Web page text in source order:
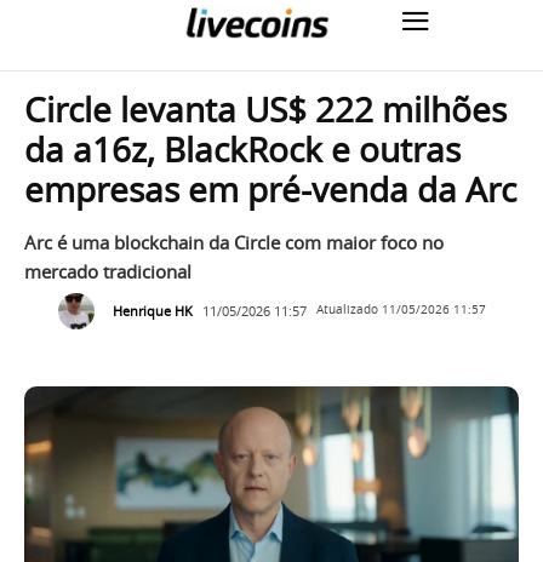
Circle levanta US$ 222 milhões
da a16z, BlackRock e outras
empresas em pré-venda da Arc
Arc é uma blockchain da Circle com maior foco no
mercado tradicional
Henrique HK 11/05/2026 11:57 Atualizado 11/05/2026 11:57